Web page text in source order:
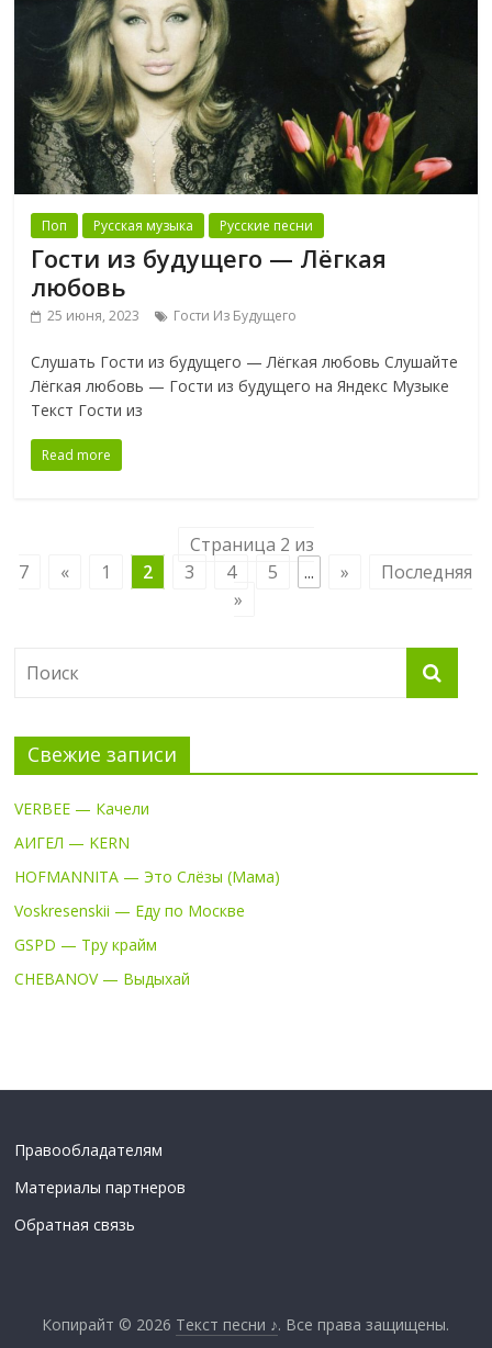
Поп Русская музыка Русские песни
Гости из будущего — Лёгкая
любовь
25 июня, 2023 Гости Из Будущего
Слушать Гости из будущего — Лёгкая любовь Слушайте
Лёгкая любовь — Гости из будущего на Яндекс Музыке
Текст Гости из
Read more
Страница 2 из
7
« 1 2 3 4 5 ... »
Последняя
»
Свежие записи
VERBEE — Качели
АИГЕЛ — KERN
HOFMANNITA — Это Слёзы (Мама)
Voskresenskii — Еду по Москве
GSPD — Тру крайм
CHEBANOV — Выдыхай
Правообладателям
Материалы партнеров
Обратная связь
Копирайт © 2026 Текст песни ♪. Все права защищены.